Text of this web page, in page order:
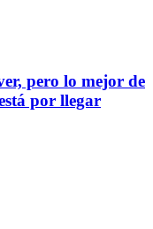
pero lo mejor de
por llegar